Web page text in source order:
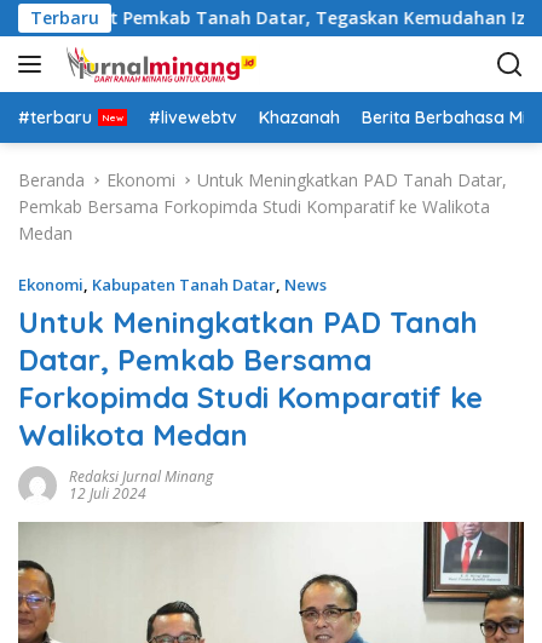
a
g
u
Terbaru
Pejabat Pemkab Tanah Datar, Tegaskan Kemudahan Izin
#terbaru #livewebtv Khazanah Berita Berbahasa
Beranda Ekonomi
Untuk Meningkatkan PAD Tanah Datar,
Pemkab Bersama Forkopimda Studi Komparatif ke Walikota
Medan
Ekonomi, Kabupaten Tanah Datar, News
Untuk Meningkatkan PAD Tanah
Datar, Pemkab Bersama
Forkopimda Studi Komparatif ke
Walikota Medan
Redaksi Jurnal Minang
12 Juli 2024